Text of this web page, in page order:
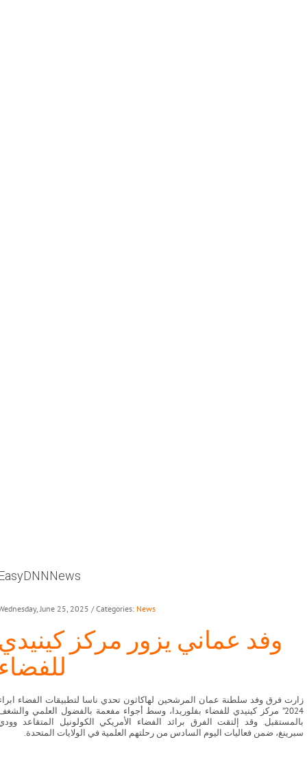
June 25, 2025 / Categories: News
وفد عماني يزور مركز
زارت فرق وفد سلطنة عمان المرشحين لهاكاثون تحدي ناسا لتطبيقات الفضاء
2024” مركز كينيدي للفضاء بفلوريدا، وسط أجواء مفعمة بالفضول العلمي
بالمستقبل. وقد إلتقت الفرق برائد الفضاء الأمريكي الكولونيل المتقاعد
سبرينغ، ضمن فعاليات اليوم السادس من رحلتهم العلمية في الولايات المتحدة.